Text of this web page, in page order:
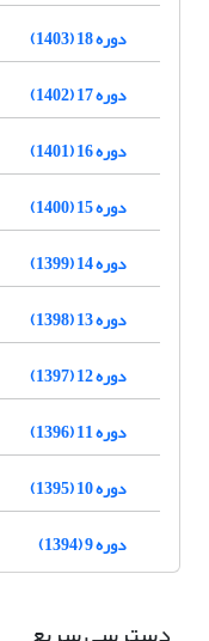
دوره 18 (1403)
دوره 17 (1402)
دوره 16 (1401)
دوره 15 (1400)
دوره 14 (1399)
دوره 13 (1398)
دوره 12 (1397)
دوره 11 (1396)
دوره 10 (1395)
دوره 9 (1394)